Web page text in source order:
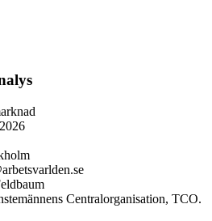
Centralorganisation, TCO.